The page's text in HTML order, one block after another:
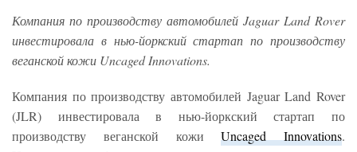
Компания по производству автомобилей Jaguar Land Rover
инвестировала в нью-йоркский стартап по производству
веганской кожи Uncaged Innovations.
Компания по производству автомобилей Jaguar Land Rover
(JLR) инвестировала в нью-йоркский стартап по
производству веганской кожиUncaged Innovations.